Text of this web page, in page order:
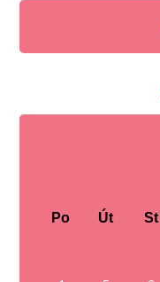
Po Út St